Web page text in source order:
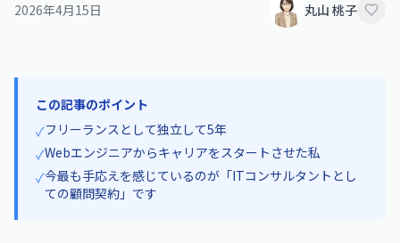
2026年4月15日 丸山 桃子
この記事のポイント
✓フリーランスとして独立して5年
✓Webエンジニアからキャリアをスタートさせた私
✓今最も手応えを感じているのが「ITコンサルタントとし
ての顧問契約」です